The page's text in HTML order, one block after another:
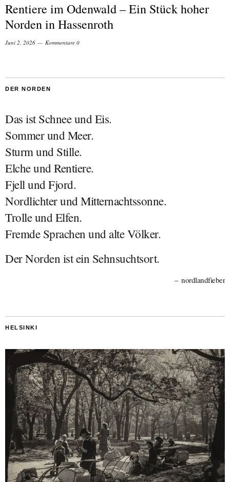
Rentiere im Odenwald – Ein Stück hoher
Norden in Hassenroth
Juni 2, 2026 Kommentare 0
DER NORDEN
Das ist Schnee und Eis.
Sommer und Meer.
Sturm und Stille.
Elche und Rentiere.
Fjell und Fjord.
Nordlichter und Mitternachtssonne.
Trolle und Elfen.
Fremde Sprachen und alte Völker.
Der Norden ist ein Sehnsuchtsort.
nordlandfieber
HELSINKI